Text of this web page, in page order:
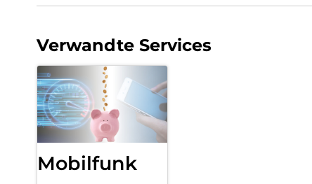
Verwandte Services
Mobilfunk